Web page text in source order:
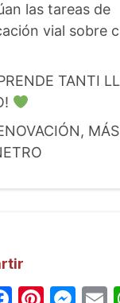
las tareas de
vial sobre
TANTI
MÁS